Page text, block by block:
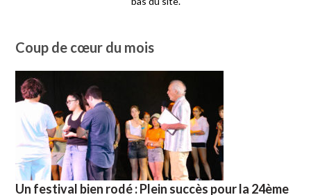
Coup de cœur du mois
Un festival bien rodé : Plein succès pour la 24ème